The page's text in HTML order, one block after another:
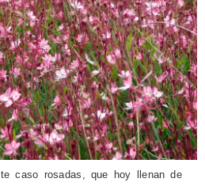
caso rosadas, que hoy llenan de